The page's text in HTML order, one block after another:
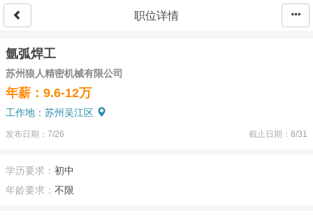
职位详情
氩弧焊工
苏州狼人精密机械有限公司
年薪：9.6-12万
工作地：苏州吴江区
发布日期： 7/26 截止日期： 8/31
学历要求： 初中
年龄要求： 不限